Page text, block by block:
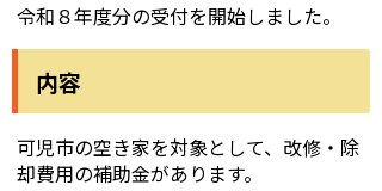
令和８年度分の受付を開始しました。
内容
可児市の空き家を対象として、改修・除
却費用の補助金があります。